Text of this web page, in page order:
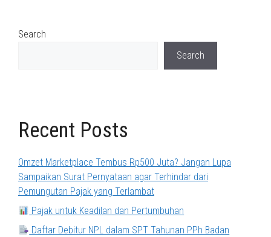
Search
Search
Recent Posts
Omzet Marketplace Tembus Rp500 Juta? Jangan Lupa
Sampaikan Surat Pernyataan agar Terhindar dari
Pemungutan Pajak yang Terlambat
Pajak untuk Keadilan dan Pertumbuhan
Daftar Debitur NPL dalam SPT Tahunan PPh Badan